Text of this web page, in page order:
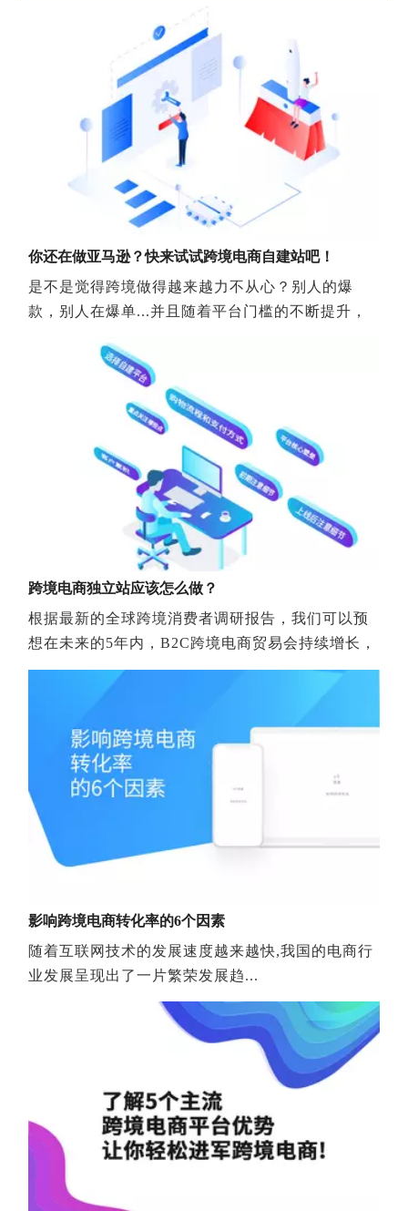
Google广告投放如何新建一个优质的Landing page着陆页？
很多外贸企业越来越重视线上推广，而Google AdWords则是
2019年Google Ads广告9大重要趋势
过去十年来，搜索引擎营销（Search Engine Marketing以下统
你还在做亚马逊？快来试试跨境电商自建站吧！
是不是觉得跨境做得越来越力不从心？别人的爆
款，别人在爆单...并且随着平台门槛的不断提升，
压，谁不想“翻身农奴把歌唱”呢... 既然想在跨境中
更上一层楼，那自建站你不了解一下？ 平台凉了？
自建站火了？平台政策收紧2018年亚马逊平台频频
发布政策变动、规则方面更是动作连连，如“214封
号”、Review删评、编辑权被抢、VC巨蟒吞噬……
若想用一个字来总结过去的2018年，不少卖家们纷
纷直言“难”字当头再适合不过，但与此同时，“合
规”二字逐渐被提上议程。流量成本升高由于新卖家
越来越多，竞争激烈，获客成本也增加了不少，比
如在2016年的时候，亚马逊站内广告
跨境电商独立站应该怎么做？
‍根据最新的全球跨境消费者调研报告，我们可以预
想在未来的5年内，B2C跨境电商贸易会持续增长，
而中国作为全球消费者最常进行跨境购物的目的地
之一，其市场潜力是无需置疑的。 而跨境电商行业
亚马逊、速卖通等大型跨境电商平台作为开展海外
业务的起点，但这种单一的销售渠道运营至今已经
不能满足外贸行业的发展需求。那么除了平台之
外，卖家应该如何拓展自己的海外销路呢？今年的
PayPal 中国跨境电商大会指出，专注于品类深耕的
垂直型网站经营，是中小型外贸电商的突破之路。
立网站建站了。那如何做好一个独立站呢？
影响跨境电商转化率的6个因素
随着互联网技术的发展速度越来越快,我国的电商行
业发展呈现出了一片繁荣发展趋...